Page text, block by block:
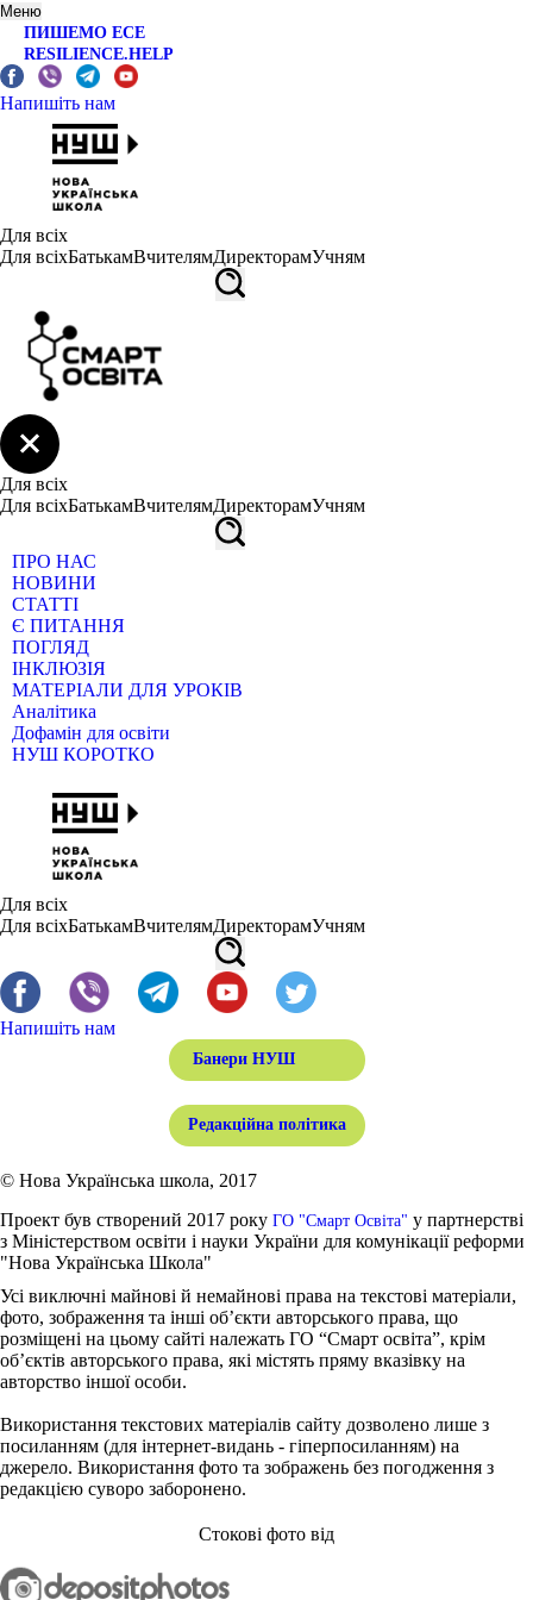
Меню
ПИШЕМО ЕСЕ
RESILIENCE.HELP
Напишіть нам
Для всіх
Для всіхБатькамВчителямДиректорамУчням
Для всіх
Для всіхБатькамВчителямДиректорамУчням
ПРО НАС
НОВИНИ
СТАТТІ
Є ПИТАННЯ
ПОГЛЯД
ІНКЛЮЗІЯ
МАТЕРІАЛИ ДЛЯ УРОКІВ
Аналітика
Дофамін для освіти
НУШ КОРОТКО
Для всіх
Для всіхБатькамВчителямДиректорамУчням
Напишіть нам
Банери НУШ
Редакційна політика
© Нова Українська школа, 2017
Проект був створений 2017 року ГО "Смарт Освіта" у партнерстві
з Міністерством освіти і науки України для комунікації реформи
"Нова Українська Школа"
Усі виключні майнові й немайнові права на текстові матеріали,
фото, зображення та інші об’єкти авторського права, що
розміщені на цьому сайті належать ГО “Смарт освіта”, крім
об’єктів авторського права, які містять пряму вказівку на
авторство іншої особи.
Використання текстових матеріалів сайту дозволено лише з
посиланням (для інтернет-видань - гіперпосиланням) на
джерело. Використання фото та зображень без погодження з
редакцією суворо заборонено.
Стокові фото від